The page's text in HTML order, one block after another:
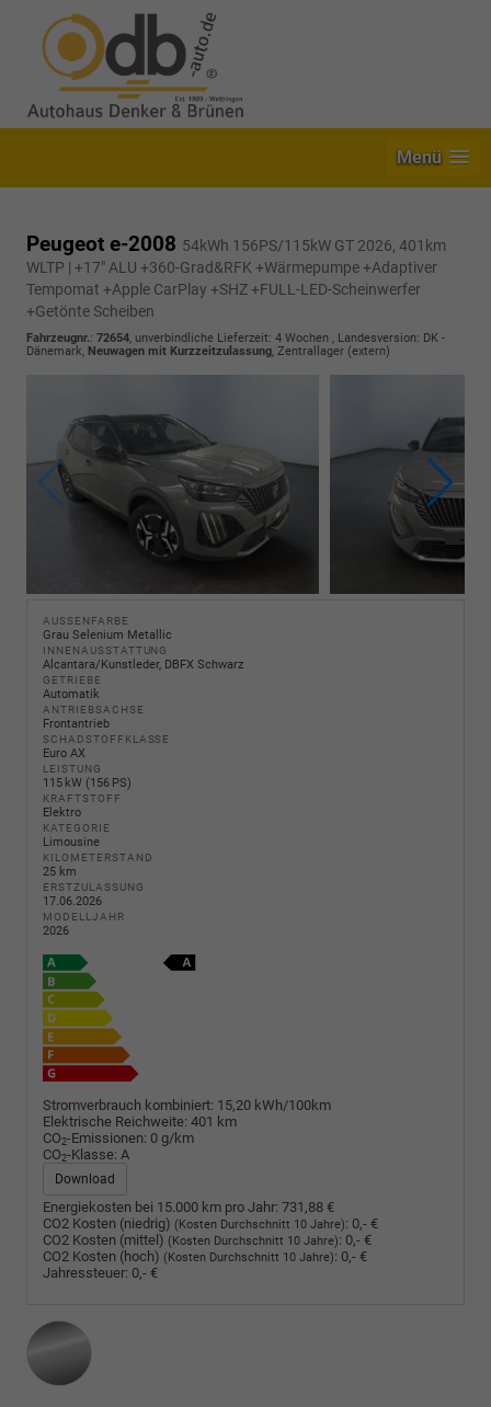
Menü
Peugeot e-2008 54kWh 156PS/115kW GT 2026, 401km
WLTP | +17" ALU +360-Grad&RFK +Wärmepumpe +Adaptiver
Tempomat +Apple CarPlay +SHZ +FULL-LED-Scheinwerfer
+Getönte Scheiben
Fahrzeugnr.: 72654, unverbindliche Lieferzeit: 4 Wochen , Landesversion: DK -
Dänemark, Neuwagen mit Kurzzeitzulassung, Zentrallager (extern)
AUSSENFARBE
Grau Selenium Metallic
INNENAUSSTATTUNG
Alcantara/Kunstleder, DBFX Schwarz
GETRIEBE
Automatik
ANTRIEBSACHSE
Frontantrieb
SCHADSTOFFKLASSE
Euro AX
LEISTUNG
115 kW (156 PS)
KRAFTSTOFF
Elektro
KATEGORIE
Limousine
KILOMETERSTAND
25 km
ERSTZULASSUNG
17.06.2026
MODELLJAHR
2026
Stromverbrauch kombiniert: 15,20 kWh/100km
Elektrische Reichweite: 401 km
CO2-Emissionen: 0 g/km
CO2-Klasse: A
Download
Energiekosten bei 15.000 km pro Jahr: 731,88 €
CO2 Kosten (niedrig) (Kosten Durchschnitt 10 Jahre): 0,- €
CO2 Kosten (mittel) (Kosten Durchschnitt 10 Jahre): 0,- €
CO2 Kosten (hoch) (Kosten Durchschnitt 10 Jahre): 0,- €
Jahressteuer: 0,- €